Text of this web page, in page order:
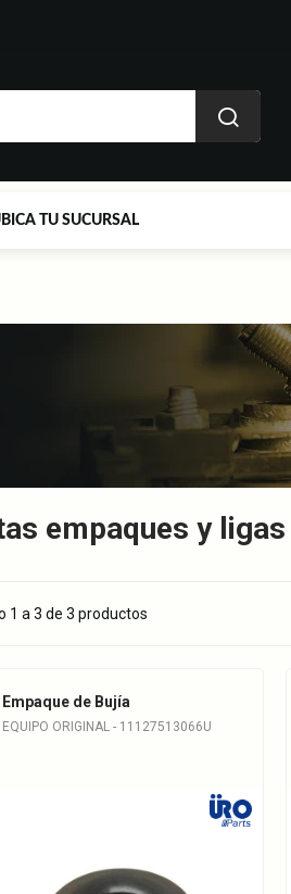
TU SUCURSAL
empaques y ligas
1 a 3 de 3 productos
Empaque de Bujía
EQUIPO ORIGINAL - 11127513066U